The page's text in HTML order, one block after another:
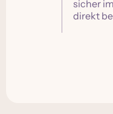
sicher
direkt